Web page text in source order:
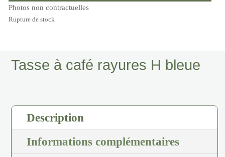
Photos non contractuelles
Rupture de stock
Tasse à café rayures H bleue
Description
Informations complémentaires